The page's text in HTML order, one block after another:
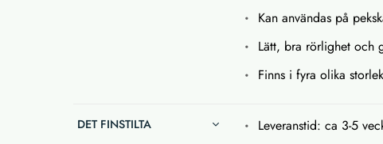
Kan användas på
Lätt, bra rörlighet och
Finns i fyra olika
DET FINSTILTA
Leveranstid: ca 3-5